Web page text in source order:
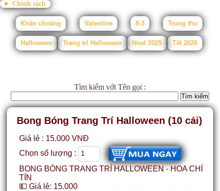
Chính sách
Khăn choàng Valentine 8-3 Trung thu
Halloween Trang trí Halloween Noel 2025 Tết 2026
Tìm kiếm với Tên gọi :
Bong Bóng Trang Trí Halloween (10 cái)
Giá lẻ : 15.000 VNĐ
Chọn số lượng :
BONG BÓNG TRANG TRÍ HALLOWEEN - HOA CHÍ
TÍN
💵 Giá lẻ: 15.000